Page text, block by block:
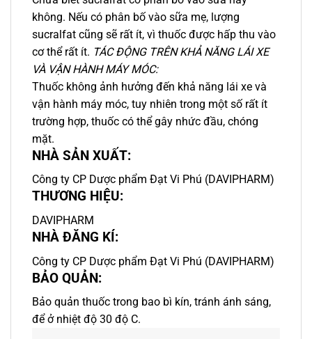
không. Nếu có phân bố vào sữa mẹ, lượng
sucralfat cũng sẽ rất ít, vì thuốc được hấp thu vào
cơ thể rất ít. TÁC ĐỘNG TRÊN KHẢ NĂNG LÁI XE
VÀ VẬN HÀNH MÁY MÓC:
Thuốc không ảnh hưởng đến khả năng lái xe và
vận hành máy móc, tuy nhiên trong một số rất ít
trường hợp, thuốc có thể gây nhức đầu, chóng
mặt.
NHÀ SẢN XUẤT:
Công ty CP Dược phẩm Đạt Vi Phú (DAVIPHARM)
THƯƠNG HIỆU:
DAVIPHARM
NHÀ ĐĂNG KÍ:
Công ty CP Dược phẩm Đạt Vi Phú (DAVIPHARM)
BẢO QUẢN:
Bảo quản thuốc trong bao bì kín, tránh ánh sáng,
để ở nhiệt độ 30 độ C.